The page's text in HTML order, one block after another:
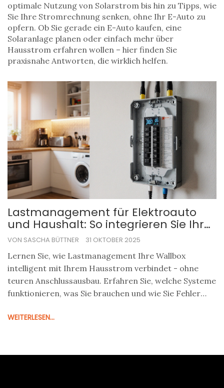
optimale Nutzung von Solarstrom bis hin zu Tipps, wie
Sie Ihre Stromrechnung senken, ohne Ihr E-Auto zu
opfern. Ob Sie gerade ein E-Auto kaufen, eine
Solaranlage planen oder einfach mehr über
Hausstrom erfahren wollen – hier finden Sie
praxisnahe Antworten, die wirklich helfen.
Lastmanagement für Elektroauto
und Haushalt: So integrieren Sie Ihre
Wallbox richtig
VON SASCHA BÜTTNER 31 OKTOBER 2025
Lernen Sie, wie Lastmanagement Ihre Wallbox
intelligent mit Ihrem Hausstrom verbindet - ohne
teuren Anschlussausbau. Erfahren Sie, welche Systeme
funktionieren, was Sie brauchen und wie Sie Fehler
WEITERLESEN...